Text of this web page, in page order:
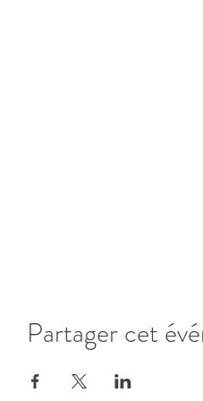
Partager cet